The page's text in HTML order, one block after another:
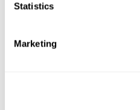
Statistics
Marketing
Orientative grafische Projektion
Was passiert, wenn